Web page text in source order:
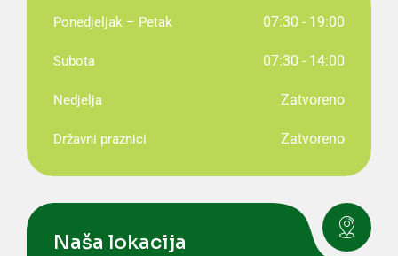
Ponedjeljak – Petak 07:30 - 19:00
Subota 07:30 - 14:00
Nedjelja Zatvoreno
Državni praznici Zatvoreno
Naša lokacija